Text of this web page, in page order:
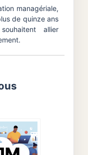
managériale,
de quinze ans
allier